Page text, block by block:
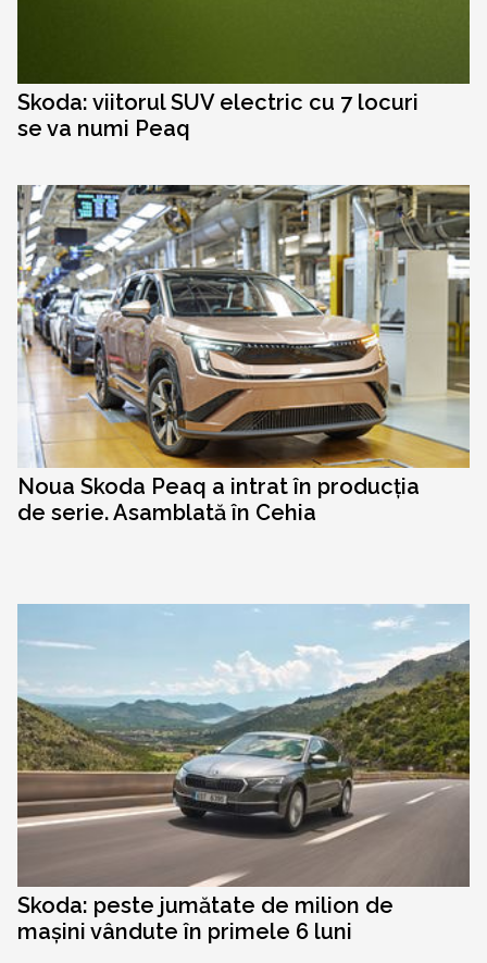
Skoda: viitorul SUV electric cu 7 locuri
se va numi Peaq
Noua Skoda Peaq a intrat în producția
de serie. Asamblată în Cehia
Skoda: peste jumătate de milion de
mașini vândute în primele 6 luni